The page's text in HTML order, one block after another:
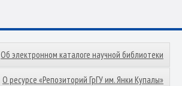
Об электронном каталоге научной библиотеки
О ресурсе «Репозиторий ГрГУ им. Янки Купалы»